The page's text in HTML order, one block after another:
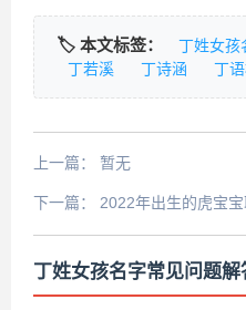
🏷️ 本文标签： 丁姓女孩
丁若溪
丁诗涵 丁
上一篇： 暂无
下一篇： 2022年出生的虎宝
丁姓女孩名字常见问题解